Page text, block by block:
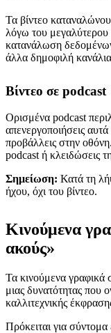
Τα βίντεο
λόγω του
κατανάλωση
άλλα δημοφιλή κανάλια
Βίντεο σε podcast
Ορισμένα podcast
απενεργοποιήσεις
προβάλλεις στην
podcast ή κλειδώσεις
Σημείωση: Κατά τη
ήχου, όχι του βίντεο.
Κινούμενα
ακούς»
Τα κινούμενα γραφικά
μιας δυνατότητας που
καλλιτεχνικής
Πρόκειται για